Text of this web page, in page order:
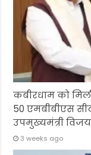
कबीरधाम को
50 एमबीबीएस
उपमुख्यमंत्री
3 weeks ago